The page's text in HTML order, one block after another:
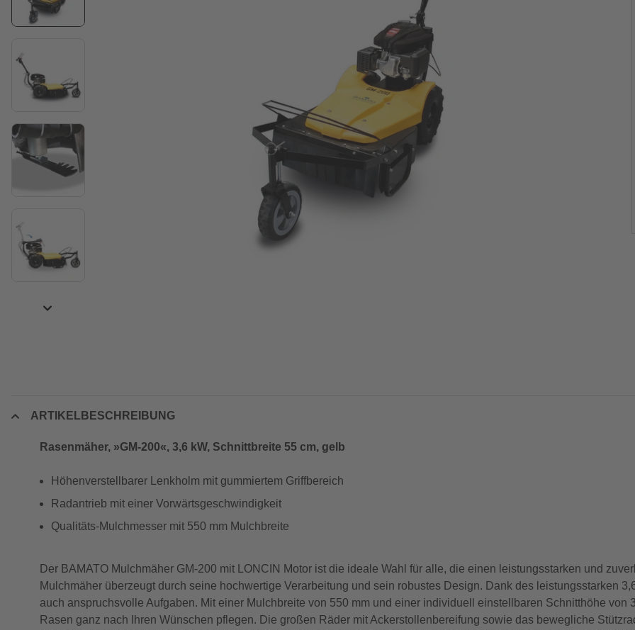
ARTIKELBESCHREIBUNG
Rasenmäher, »GM-200«, 3,6 kW, Schnittbreite 55 cm, gelb
Höhenverstellbarer Lenkholm mit gummiertem Griffbereich
Radantrieb mit einer Vorwärtsgeschwindigkeit
Qualitäts-Mulchmesser mit 550 mm Mulchbreite
Der BAMATO Mulchmäher GM-200 mit LONCIN Motor ist die ideale Wahl für alle, die einen leistungsstarken und
Mulchmäher überzeugt durch seine hochwertige Verarbeitung und sein robustes Design. Dank des leistungsstarken
auch anspruchsvolle Aufgaben. Mit einer Mulchbreite von 550 mm und einer individuell einstellbaren Schnitthöhe von
Rasen ganz nach Ihren Wünschen pflegen. Die großen Räder mit Ackerstollenbereifung sowie das bewegliche